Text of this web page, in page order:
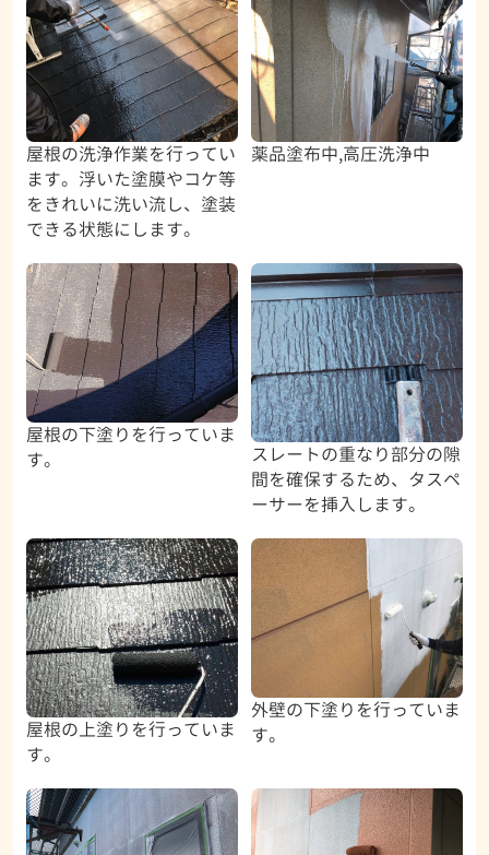
屋根の洗浄作業を行ってい
ます。浮いた塗膜やコケ等
をきれいに洗い流し、塗装
できる状態にします。
薬品塗布中,高圧洗浄中
屋根の下塗りを行っていま
す。
スレートの重なり部分の隙
間を確保するため、タスペ
ーサーを挿入します。
屋根の上塗りを行っていま
す。
外壁の下塗りを行っていま
す。